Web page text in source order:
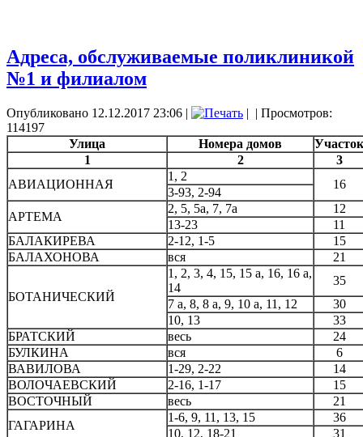
Адреса, обслуживаемые поликлиникой
№1 и филиалом
Опубликовано 12.12.2017 23:06 | | | Просмотров:
114197
Улица
Номера домов
Участок
1
2
3
АВИАЦИОННАЯ
1, 2
16
3-93, 2-94
АРТЕМА
2, 5, 5а, 7, 7а
12
13-23
11
БАЛАКИРЕВА
2-12, 1-5
15
БАЛАХОНОВА
вся 21
БОТАНИЧЕСКИЙ
1, 2, 3, 4, 15, 15 а, 16, 16 а,
14
35
7 а, 8, 8 а, 9, 10 а, 11, 12
30
10, 13
33
БРАТСКИЙ
весь
24
БУЛКИНА
вся
6
ВАВИЛОВА
1-29, 2-22
14
ВОЛОЧАЕВСКИЙ
2-16, 1-17
15
ВОСТОЧНЫЙ
весь
21
ГАГАРИНА
1-6, 9, 11, 13, 15
36
10, 12, 18-21
31